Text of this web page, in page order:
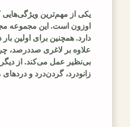
یکی از مهم‌ترین
اوزون است. این مجموعه
دارد. همچنین برای اولین
علاوه بر لاغری صددرصد،
بی‌نظیر عمل می‌کند. از
زانودرد، گردن‌درد و